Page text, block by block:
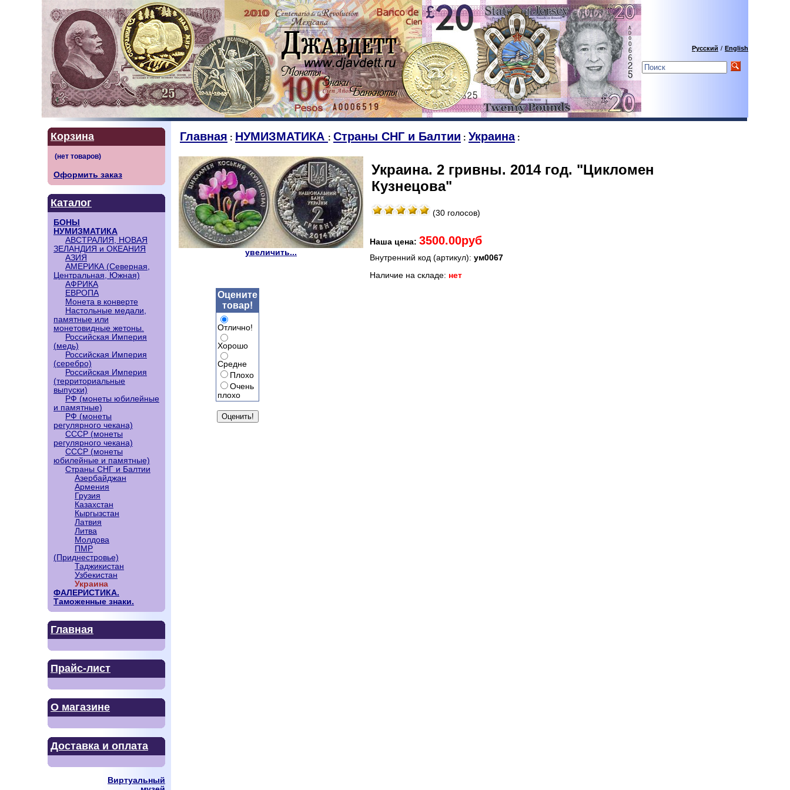
Русский / English
Корзина
Оформить заказ
Каталог
БОНЫ
НУМИЗМАТИКА
АВСТРАЛИЯ, НОВАЯ
ЗЕЛАНДИЯ и ОКЕАНИЯ
АЗИЯ
АМЕРИКА (Северная,
Центральная, Южная)
АФРИКА
ЕВРОПА
Монета в конверте
Настольные медали,
памятные или
монетовидные жетоны.
Российская Империя
(медь)
Российская Империя
(серебро)
Российская Империя
(территориальные
выпуски)
РФ (монеты юбилейные
и памятные)
РФ (монеты
регулярного чекана)
СССР (монеты
регулярного чекана)
СССР (монеты
юбилейные и памятные)
Страны СНГ и Балтии
Азербайджан
Армения
Грузия
Казахстан
Кыргызстан
Латвия
Литва
Молдова
ПМР
(Приднестровье)
Таджикистан
Узбекистан
Украина
ФАЛЕРИСТИКА.
Таможенные знаки.
Главная
Прайс-лист
О магазине
Доставка и оплата
Виртуальный
Главная : НУМИЗМАТИКА : Страны СНГ и Балтии : Украина:
увеличить...
Украина. 2 гривны. 2014 год. "Цикломен
Кузнецова"
(30 голосов)
Наша цена: 3500.00руб
Внутренний код (артикул): ум0067
Наличие на складе: нет
Оцените
товар!
Отлично!
Хорошо
Средне
Плохо
Очень
плохо